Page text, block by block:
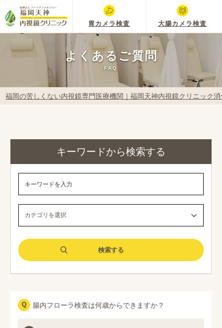
胃カメラ検査 大腸カメラ検査
よくあるご質問
FAQ
福岡の苦しくない内視鏡専門医療機関｜福岡天神内視鏡クリニック
キーワードから検索する
腸内フローラ検査は何歳からできますか？